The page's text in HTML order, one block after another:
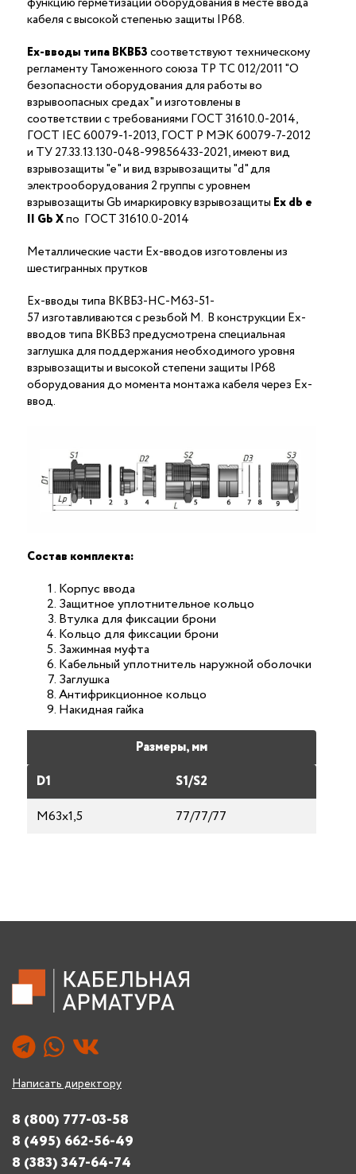
кабеля с высокой степенью защиты IP68.
Ex-вводы типа ВКВБ3соответствуют техническому
регламенту Таможенного союза ТР ТС 012/2011 "О
безопасности оборудования для работы во
взрывоопасных средах" и изготовлены в
соответствии с требованиями ГОСТ 31610.0-2014,
ГОСТ IEC 60079-1-2013, ГОСТ Р МЭК 60079-7-2012
и ТУ 27.33.13.130-048-99856433-2021, имеют вид
взрывозащиты "е" и вид взрывозащиты "d" для
электрооборудования 2 группы с уровнем
взрывозащиты Gb имаркировку взрывозащиты Ехdb е
II Gb Xпо ГОСТ 31610.0-2014
Металлические части Ex-вводов изготовлены из
шестигранных прутков
Ex-вводы типа ВКВБ3-НС-M63-51-
57 изготавливаются с резьбой M. В конструкции Ex-
вводов типа ВКВБ3 предусмотрена специальная
заглушка для поддержания необходимого уровня
взрывозащиты и высокой степени защиты IP68
оборудования до момента монтажа кабеля через Ex-
ввод.
Состав комплекта:
Корпус ввода
Защитное уплотнительное кольцо
Втулка для фиксации брони
Кольцо для фиксации брони
Зажимная муфта
Кабельный уплотнитель наружной оболочки
Заглушка
Антифрикционное кольцо
Накидная гайка
Размеры, мм
D1
S1/S2
М63х1,5
77/77/77
Написать директору
8 (800) 777-03-58
8 (495) 662-56-49
8 (383) 347-64-74